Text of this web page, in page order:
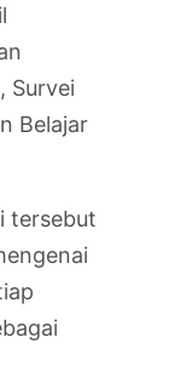
Survei
Belajar
tersebut